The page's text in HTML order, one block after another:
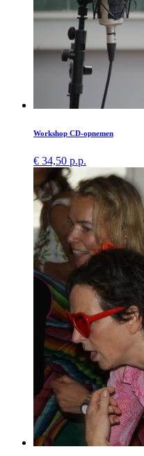
Workshop CD-opnemen
€ 34,50 p.p.